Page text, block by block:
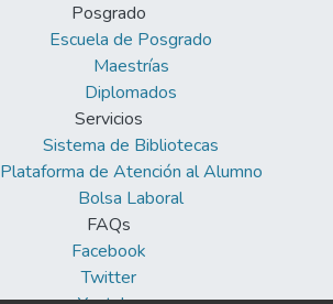
Posgrado
Escuela de Posgrado
Maestrías
Diplomados
Servicios
Sistema de Bibliotecas
Plataforma de Atención al Alumno
Bolsa Laboral
FAQs
Facebook
Twitter